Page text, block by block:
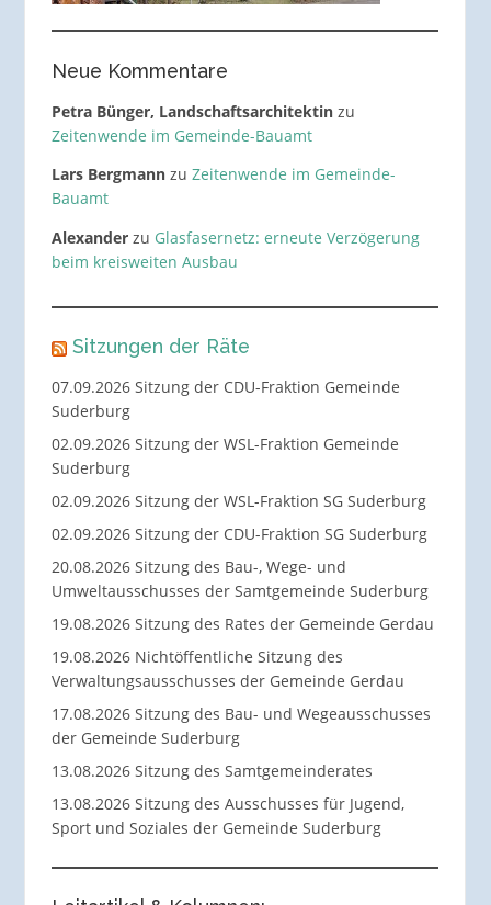
Neue Kommentare
Petra Bünger, Landschaftsarchitektinzu
Zeitenwende im Gemeinde-Bauamt
Lars Bergmannzu Zeitenwende im Gemeinde-
Bauamt
Alexanderzu Glasfasernetz: erneute Verzögerung
beim kreisweiten Ausbau
Sitzungen der Räte
07.09.2026 Sitzung der CDU-Fraktion Gemeinde
Suderburg
02.09.2026 Sitzung der WSL-Fraktion Gemeinde
Suderburg
02.09.2026 Sitzung der WSL-Fraktion SG Suderburg
02.09.2026 Sitzung der CDU-Fraktion SG Suderburg
20.08.2026 Sitzung des Bau-, Wege- und
Umweltausschusses der Samtgemeinde Suderburg
19.08.2026 Sitzung des Rates der Gemeinde Gerdau
19.08.2026 Nichtöffentliche Sitzung des
Verwaltungsausschusses der Gemeinde Gerdau
17.08.2026 Sitzung des Bau- und Wegeausschusses
der Gemeinde Suderburg
13.08.2026 Sitzung des Samtgemeinderates
13.08.2026 Sitzung des Ausschusses für Jugend,
Sport und Soziales der Gemeinde Suderburg